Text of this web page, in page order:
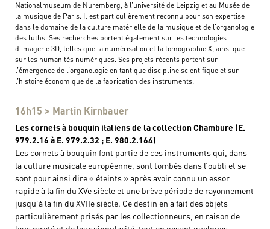
Nationalmuseum de Nuremberg, à l’université de Leipzig et au Musée de
la musique de Paris. Il est particulièrement reconnu pour son expertise
dans le domaine de la culture matérielle de la musique et de l’organologie
des luths. Ses recherches portent également sur les technologies
d’imagerie 3D, telles que la numérisation et la tomographie X, ainsi que
sur les humanités numériques. Ses projets récents portent sur
l’émergence de l’organologie en tant que discipline scientifique et sur
l’histoire économique de la fabrication des instruments.
16h15 > Martin Kirnbauer
Les cornets à bouquin italiens de la collection Chambure (E.
979.2.16 à E. 979.2.32 ; E. 980.2.164)
Les cornets à bouquin font partie de ces instruments qui, dans
la culture musicale européenne, sont tombés dans l’oubli et se
sont pour ainsi dire « éteints » après avoir connu un essor
rapide à la fin du XVe siècle et une brève période de rayonnement
jusqu’à la fin du XVIIe siècle. Ce destin en a fait des objets
particulièrement prisés par les collectionneurs, en raison de